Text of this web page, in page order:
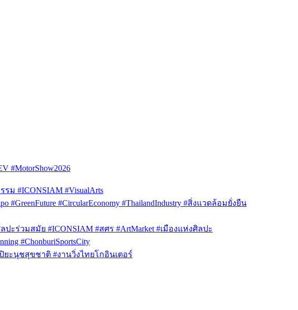
#MotorShow2026
ม #ICONSIAM #VisualArts
#CircularEconomy #ThailandIndustry #สิ่งแวดล้อมยั่งยืน
ลปะร่วมสมัย #ICONSIAM #สศร #ArtMarket #เมืองแห่งศิลปะ
#ChonburiSportsCity
ปิยะนุชสุขชาติ #งานวิ่งไทยโกอินเตอร์